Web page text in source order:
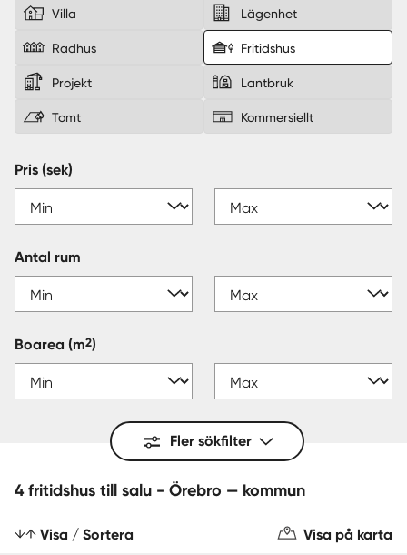
Villa Lägenhet
Radhus Fritidshus
Projekt Lantbruk
Tomt Kommersiellt
Pris (sek)
Antal rum
Boarea (m2)
Fler sökfilter
4 fritidshus till salu - Örebro — kommun
Visa / Sortera Visa på karta